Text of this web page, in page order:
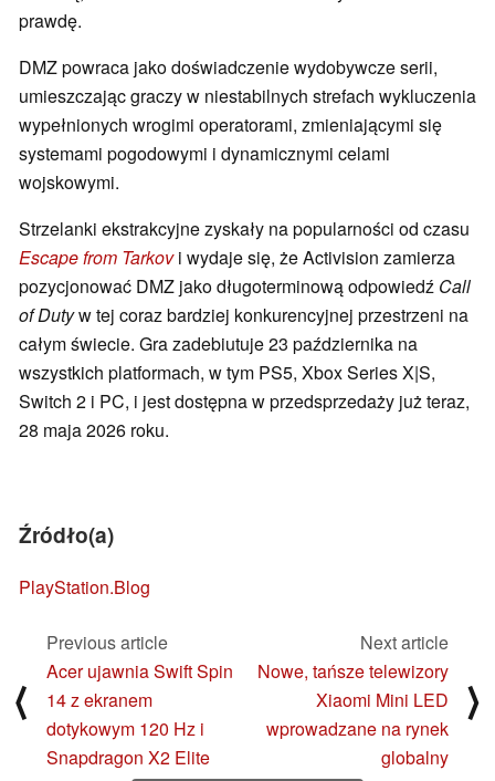
prawdę.
DMZ powraca jako doświadczenie wydobywcze serii,
umieszczając graczy w niestabilnych strefach wykluczenia
wypełnionych wrogimi operatorami, zmieniającymi się
systemami pogodowymi i dynamicznymi celami
wojskowymi.
Strzelanki ekstrakcyjne zyskały na popularności od czasu
Escape from Tarkovi wydaje się, że Activision zamierza
pozycjonować DMZ jako długoterminową odpowiedź Call
of Dutyw tej coraz bardziej konkurencyjnej przestrzeni na
całym świecie. Gra zadebiutuje 23 października na
wszystkich platformach, w tym PS5, Xbox Series X|S,
Switch 2 i PC, i jest dostępna w przedsprzedaży już teraz,
28 maja 2026 roku.
Źródło(a)
PlayStation.Blog
⟨
Previous article
Acer ujawnia Swift Spin
14 z ekranem
dotykowym 120 Hz i
Snapdragon X2 Elite
Next article
Nowe, tańsze telewizory
Xiaomi Mini LED
wprowadzane na rynek
globalny
⟩